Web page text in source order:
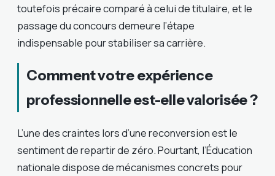
toutefois précaire comparé à celui de titulaire, et le
passage du concours demeure l’étape
indispensable pour stabiliser sa carrière.
Comment votre expérience
professionnelle est-elle valorisée ?
L’une des craintes lors d’une reconversion est le
sentiment de repartir de zéro. Pourtant, l’Éducation
nationale dispose de mécanismes concrets pour